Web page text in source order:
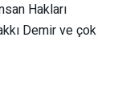
Hakları
Demir ve çok